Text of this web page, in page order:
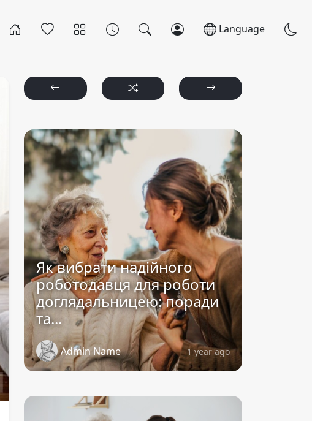
Language
Як вибрати надійного
роботодавця для роботи
доглядальницею: поради
та...
Admin Name 1 year ago